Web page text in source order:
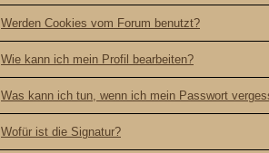
Werden Cookies vom Forum benutzt?
Wie kann ich mein Profil bearbeiten?
Was kann ich tun, wenn ich mein Passwort
Wofür ist die Signatur?